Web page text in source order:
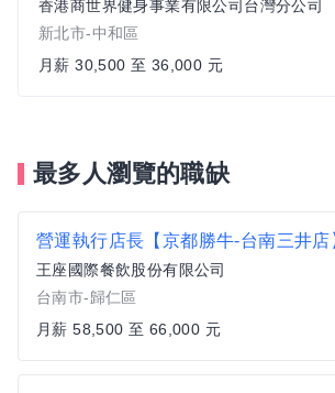
香港商世界健身事業有限公司台灣分公司
新北市-中和區
月薪 30,500 至 36,000 元
最多人瀏覽的職缺
王座國際餐飲股份有限公司
台南市-歸仁區
月薪 58,500 至 66,000 元